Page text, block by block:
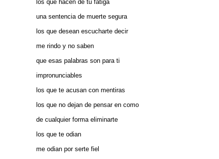
los que hacen de tu fatiga
una sentencia de muerte segura
los que desean escucharte decir
me rindo y no saben
que esas palabras son para ti
impronunciables
los que te acusan con mentiras
los que no dejan de pensar en como
de cualquier forma eliminarte
los que te odian
me odian por serte fiel